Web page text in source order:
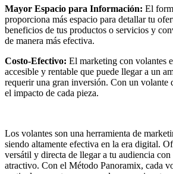
Mayor Espacio para Información: El
proporciona más espacio para detallar tu
beneficios de tus productos o servicios y
de manera más efectiva.
Costo-Efectivo: El marketing con volantes
accesible y rentable que puede llegar a un
requerir una gran inversión. Con un volante
el impacto de cada pieza.
Los volantes son una herramienta de
siendo altamente efectiva en la era digital.
versátil y directa de llegar a tu audiencia
atractivo. Con el Método Panoramix, cada